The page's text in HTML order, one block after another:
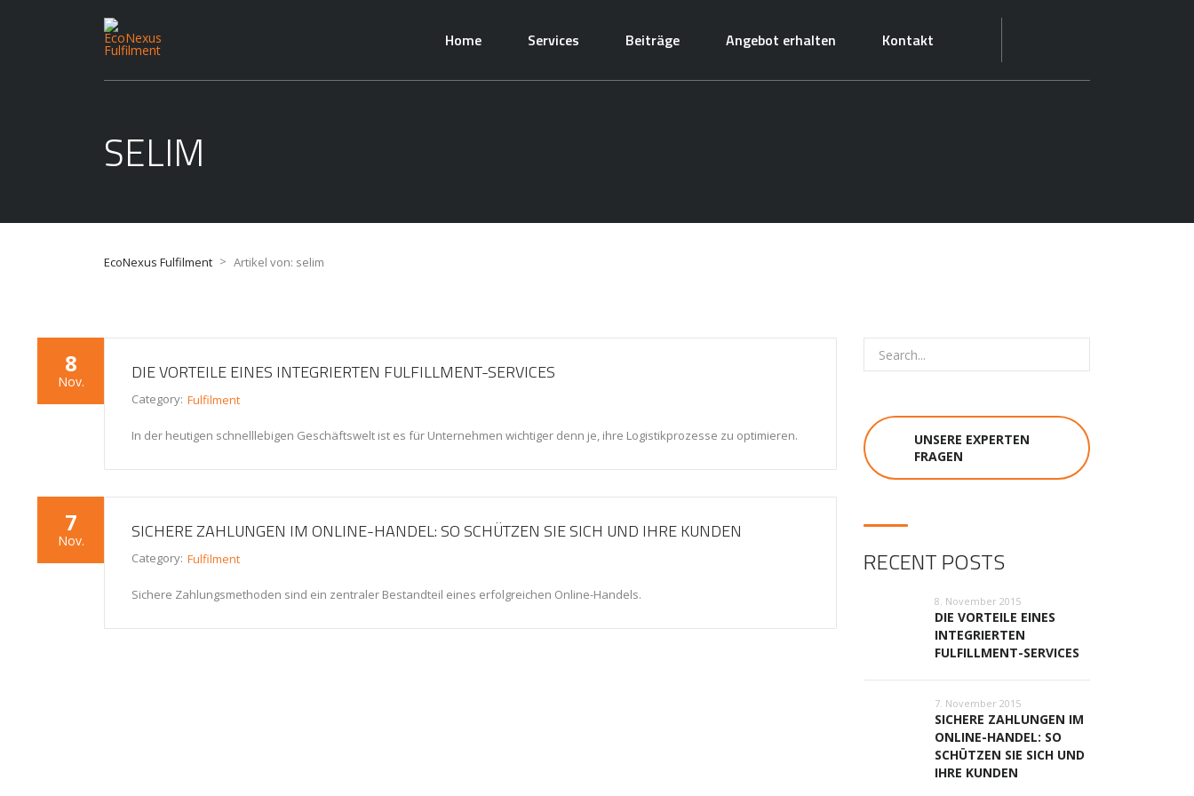
Home Services Beiträge Angebot erhalten Kontakt
SELIM
EcoNexus Fulfilment > Artikel von: selim
8
Nov. DIE VORTEILE EINES INTEGRIERTEN FULFILLMENT-SERVICES
Category: Fulfilment
In der heutigen schnelllebigen Geschäftswelt ist es für Unternehmen wichtiger denn je, ihre Logistikprozesse zu optimieren.
7
Nov. SICHERE ZAHLUNGEN IM ONLINE-HANDEL: SO SCHÜTZEN SIE SICH UND IHRE KUNDEN
Category: Fulfilment
Sichere Zahlungsmethoden sind ein zentraler Bestandteil eines erfolgreichen Online-Handels.
UNSERE EXPERTEN
FRAGEN
RECENT POSTS
8. November 2015
DIE VORTEILE EINES
INTEGRIERTEN
FULFILLMENT-SERVICES
7. November 2015
SICHERE ZAHLUNGEN IM
ONLINE-HANDEL: SO
SCHÜTZEN SIE SICH UND
IHRE KUNDEN